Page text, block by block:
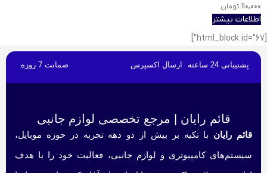
۱۱۰,۰۰۰ تومان
اطلاعات بیشتر
[html_block id="67"]
پشتیبانی 24 ساعته ارسال اکسپرس ضمانت 7 روزه
قائم رایان | مرجع تخصصی لوازم جانبی
قائم رایان با تکیه بر بیش از دو دهه تجربه در حوزه موبایل،
سیستم‌های کامپیوتری و لوازم جانبی، فعالیت خود را با هدف